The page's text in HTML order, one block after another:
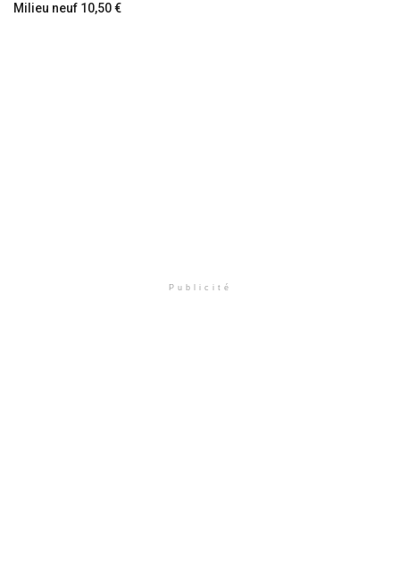
Milieu neuf 10,50 €
Publicité